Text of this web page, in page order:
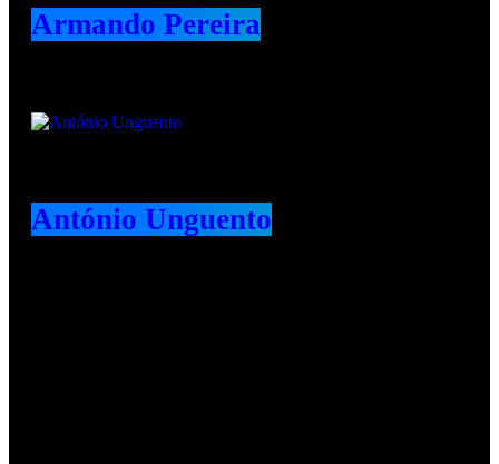
Armando Pereira
António Unguento